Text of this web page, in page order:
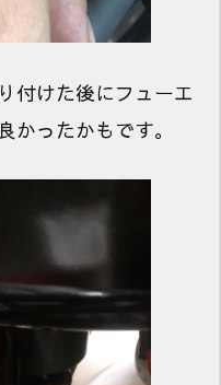
付けた後にフューエ
かったかもです。